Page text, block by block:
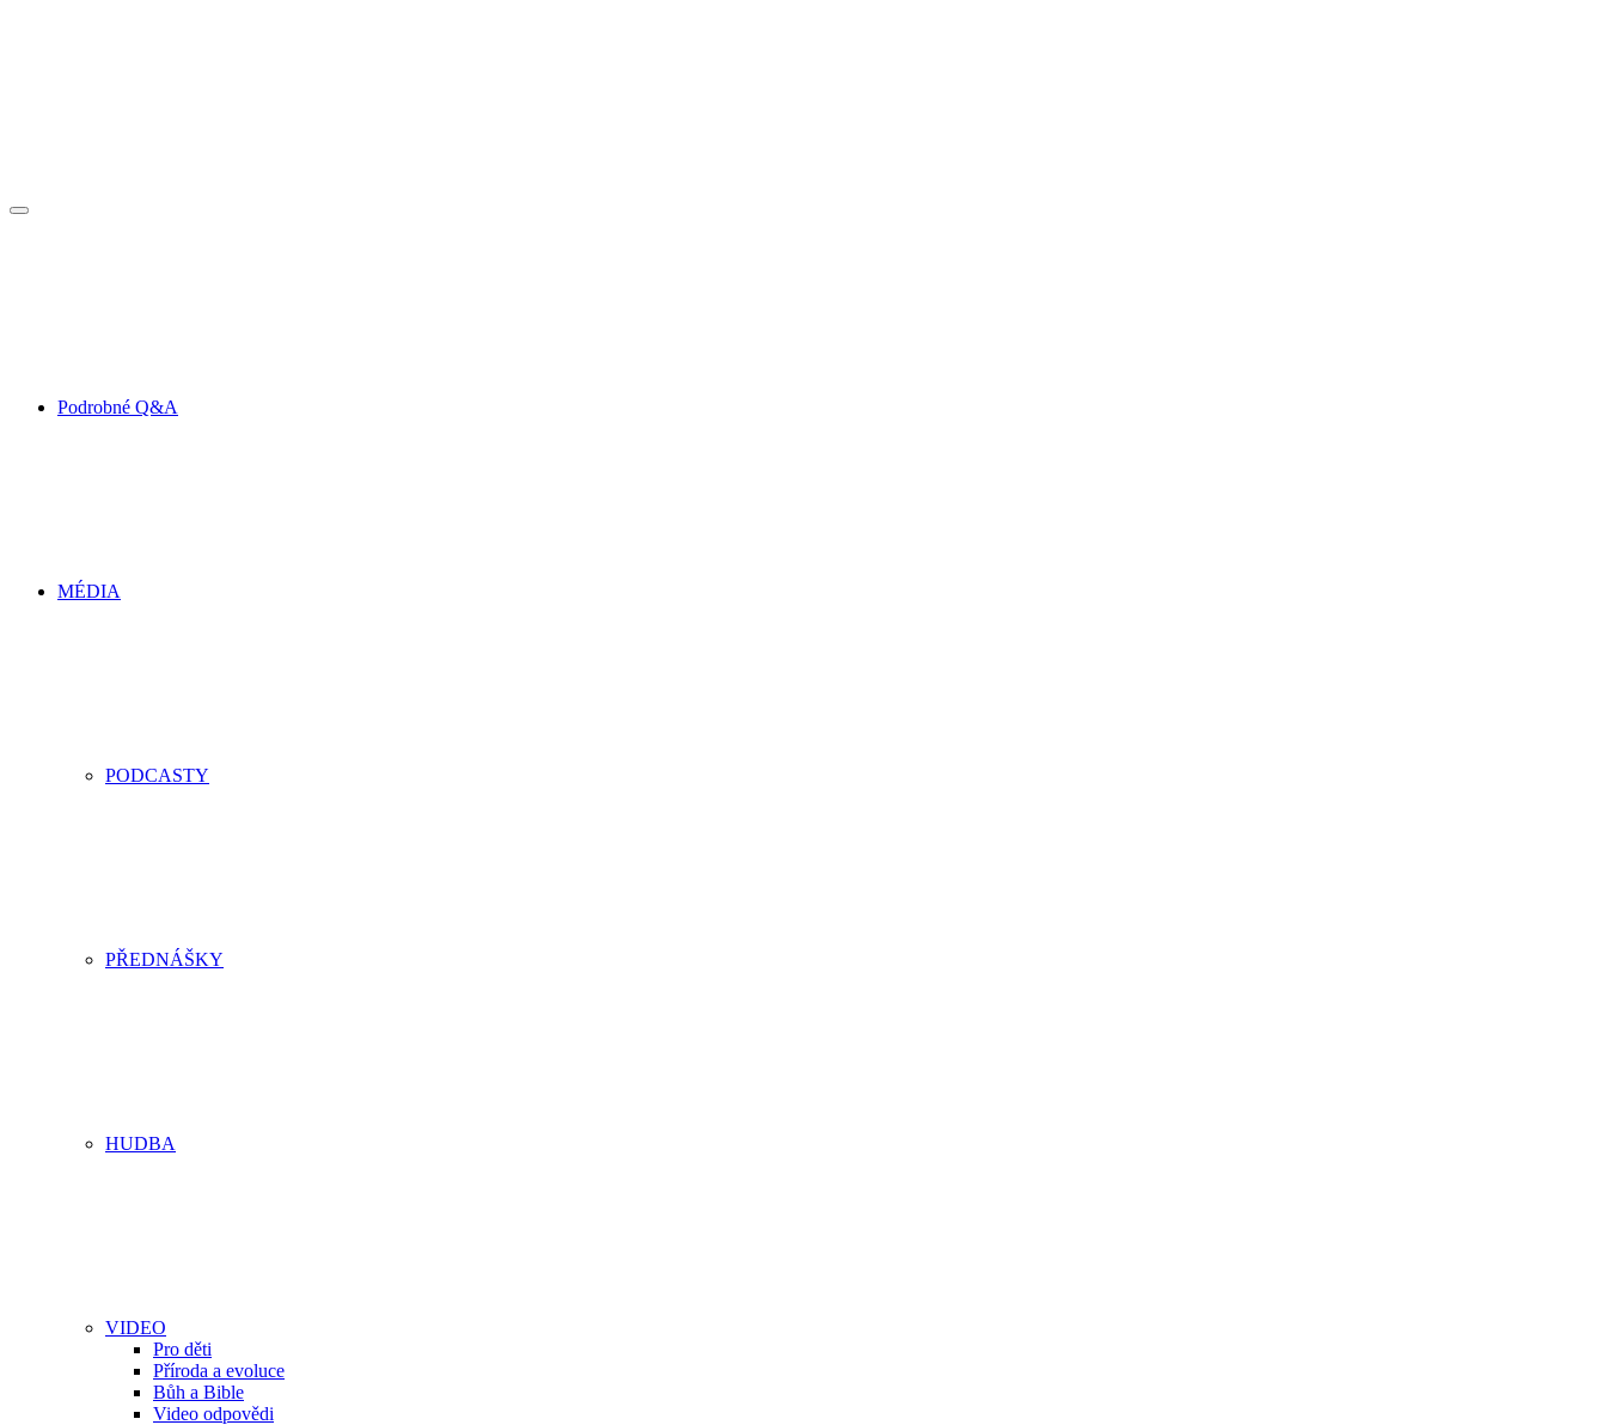
Podrobné Q&A
MÉDIA
PODCASTY
PŘEDNÁŠKY
HUDBA
VIDEO
Pro děti
Příroda a evoluce
Bůh a Bible
Video odpovědi